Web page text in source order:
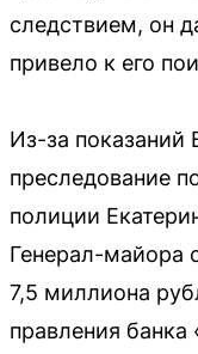
следствием, он
привело к его
Из-за показаний
преследование
полиции
Генерал-майора
7,5 миллиона
правления банка